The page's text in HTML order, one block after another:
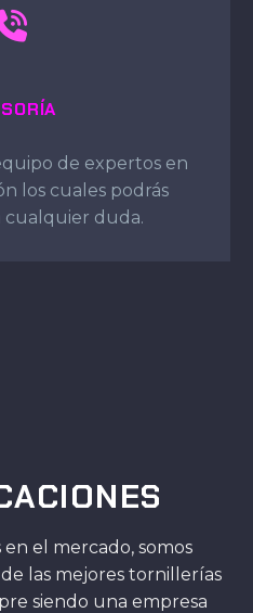
de expertos en
los cuales podrás
cualquier duda.
en el mercado, somos
las mejores tornillerías
siendo una empresa